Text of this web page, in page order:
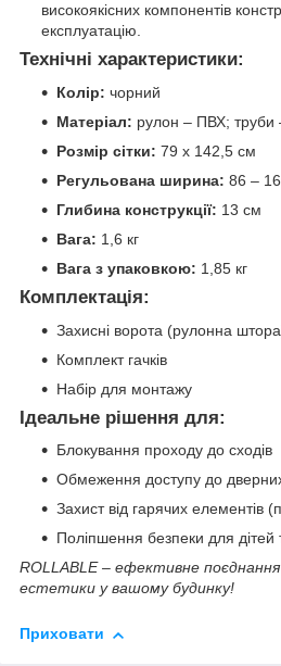
високоякісних компонентів
експлуатацію.
Технічні характеристики:
Колір: чорний
Матеріал: рулон – ПВХ; труби
Розмір сітки: 79 х 142,5 см
Регульована ширина: 86 –
Глибина конструкції: 13 см
Вага: 1,6 кг
Вага з упаковкою: 1,85 кг
Комплектація:
Захисні ворота (рулонна
Комплект гачків
Набір для монтажу
Ідеальне рішення для:
Блокування проходу до сходів
Обмеження доступу до
Захист від гарячих елементів
Поліпшення безпеки для дітей
ROLLABLE – ефективне
естетики у вашому будинку!
Приховати